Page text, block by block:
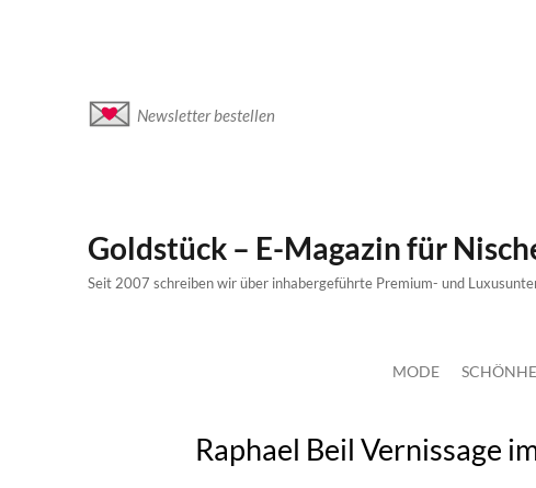
Newsletter bestellen
Goldstück – E-Magazin für
Seit 2007 schreiben wir über inhabergeführte Premium- und
MODE
Raphael Beil Vernissage